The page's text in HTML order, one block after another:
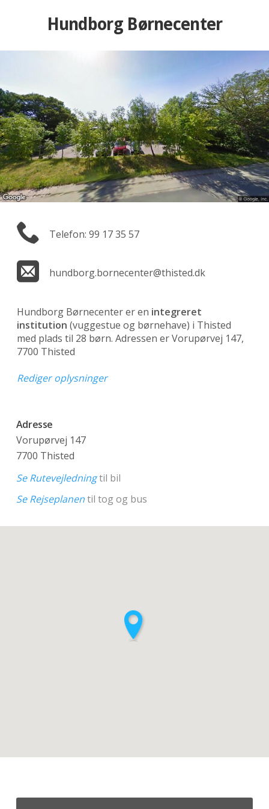
Hundborg Børnecenter
Telefon: 99 17 35 57
hundborg.bornecenter@thisted.dk
Hundborg Børnecenter er en integreret
institution (vuggestue og børnehave) i Thisted
med plads til 28 børn. Adressen er Vorupørvej 147,
7700 Thisted
Rediger oplysninger
Adresse
Vorupørvej 147
7700 Thisted
Se Rutevejledningtil bil
Se Rejseplanentil tog og bus